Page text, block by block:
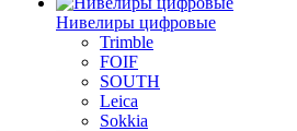
Нивелиры цифровые
Trimble
FOIF
SOUTH
Leica
Sokkia